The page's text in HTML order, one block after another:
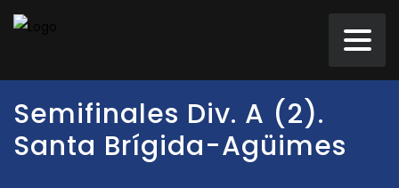
Semifinales Div. A (2).
Santa Brígida-Agüimes